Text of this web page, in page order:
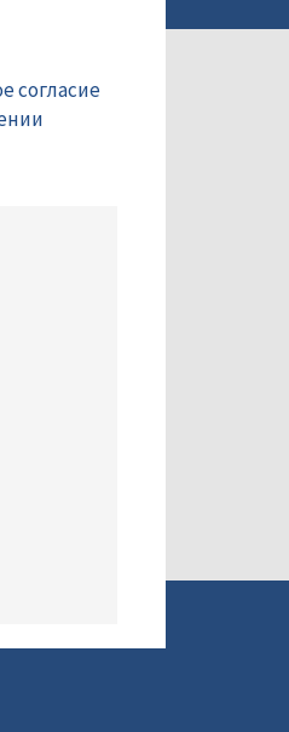
согласие